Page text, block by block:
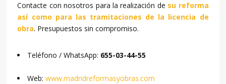
Contacte con nosotros para la realización de su reforma
así como para las tramitaciones de la licencia de
obra. Presupuestos sin compromiso.
Teléfono / WhatsApp: 655-03-44-55
Web:www.madridreformasyobras.com